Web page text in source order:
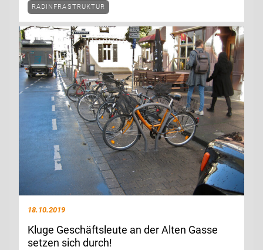
RADINFRASTRUKTUR
18.10.2019
Kluge Geschäftsleute an der Alten Gasse
setzen sich durch!